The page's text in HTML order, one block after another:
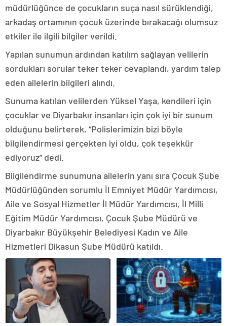
müdürlüğünce de çocukların suça nasıl sürüklendiği,
arkadaş ortamının çocuk üzerinde bırakacağı olumsuz
etkiler ile ilgili bilgiler verildi.
Yapılan sunumun ardından katılım sağlayan velilerin
sordukları sorular teker teker cevaplandı, yardım talep
eden ailelerin bilgileri alındı.
Sunuma katılan velilerden Yüksel Yaşa, kendileri için
çocuklar ve Diyarbakır insanları için çok iyi bir sunum
olduğunu belirterek, “Polislerimizin bizi böyle
bilgilendirmesi gerçekten iyi oldu, çok teşekkür
ediyoruz” dedi.
Bilgilendirme sunumuna ailelerin yanı sıra Çocuk Şube
Müdürlüğünden sorumlu İl Emniyet Müdür Yardımcısı,
Aile ve Sosyal Hizmetler İl Müdür Yardımcısı, İl Milli
Eğitim Müdür Yardımcısı, Çocuk Şube Müdürü ve
Diyarbakır Büyükşehir Belediyesi Kadın ve Aile
Hizmetleri Dikasun Şube Müdürü katıldı.